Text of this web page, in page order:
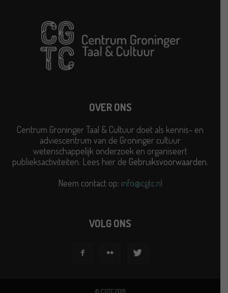
OVER ONS
Centrum Groninger Taal & Cultuur doet als kennis- en
adviescentrum van de Groninger cultuur
wetenschappelijk onderzoek en organiseert
publieksactiviteiten. Lees hier de Gebruiksvoorwaarden.
Neem contact op: info@cgtc.nl
VOLG ONS
© CGTC 2019